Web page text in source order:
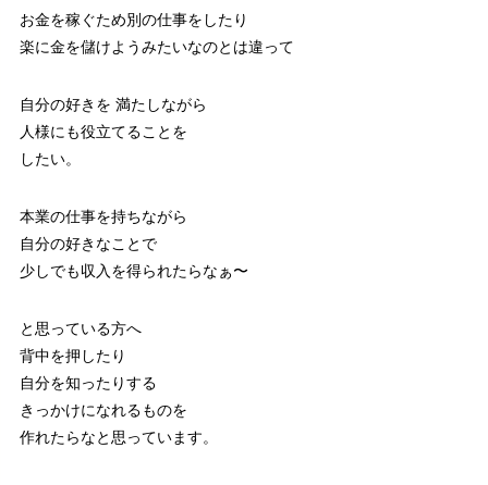
お金を稼ぐため別の仕事をしたり
楽に金を儲けようみたいなのとは違って
自分の好きを 満たしながら
人様にも役立てることを
したい。
本業の仕事を持ちながら
自分の好きなことで
少しでも収入を得られたらなぁ〜
と思っている方へ
背中を押したり
自分を知ったりする
きっかけになれるものを
作れたらなと思っています。